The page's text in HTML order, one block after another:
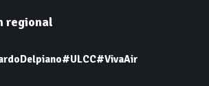
regional
#ULCC#VivaAir